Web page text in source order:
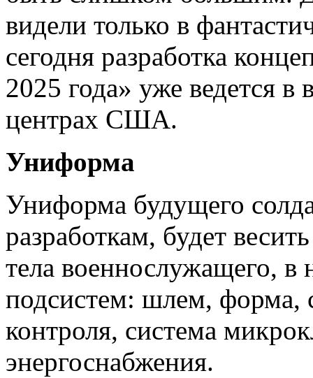
видели только в
сегодня разработка
2025 года» уже ведется в
центрах США.
Униформа
Униформа будущего
разработкам, будет
тела военнослужащего,
подсистем: шлем, форма,
контроля, система
энергоснабжения.